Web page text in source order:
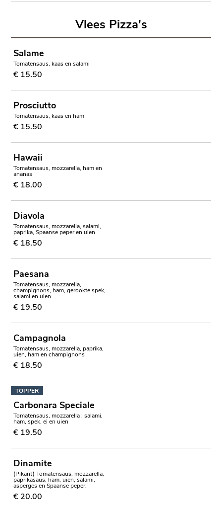
Vlees Pizza's
Salame
Tomatensaus, kaas en salami
€ 15.50
Prosciutto
Tomatensaus, kaas en ham
€ 15.50
Hawaii
Tomatensaus, mozzarella, ham en
ananas
€ 18.00
Diavola
Tomatensaus, mozzarella, salami,
paprika, Spaanse peper en uien
€ 18.50
Paesana
Tomatensaus, mozzarella,
champignons, ham, gerookte spek,
salami en uien
€ 19.50
Campagnola
Tomatensaus, mozzarella, paprika,
uien, ham en champignons
€ 18.50
TOPPER
Carbonara Speciale
Tomatensaus, mozzarella , salami,
ham, spek, ei en uien
€ 19.50
Dinamite
(Pikant) Tomatensaus, mozzarella,
paprikasaus, ham, uien, salami,
asperges en Spaanse peper.
€ 20.00